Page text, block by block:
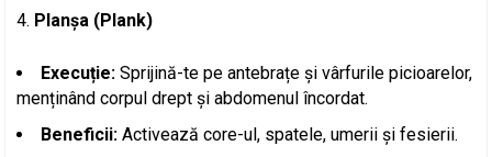
Planșa (Plank)
Execuție: Sprijină-te pe antebrațe și vârfurile picioarelor,
menținând corpul drept și abdomenul încordat.
Beneficii: Activează core-ul, spatele, umerii și fesierii.